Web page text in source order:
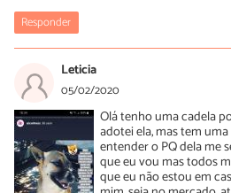
Responder
Leticia
05/02/2020
Olá tenho uma cadela
adotei ela, mas tem
entender o PQ dela me
que eu vou mas todos
que eu não estou em